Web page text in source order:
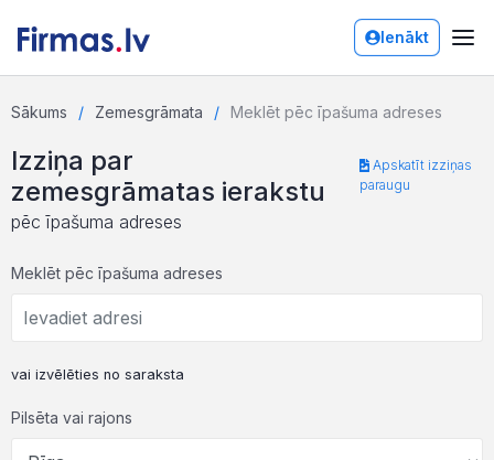
Ienākt
Sākums Zemesgrāmata Meklēt pēc īpašuma adreses
Izziņa par
zemesgrāmatas ierakstu
pēc īpašuma adreses
Apskatīt izziņas
paraugu
Meklēt pēc īpašuma adreses
vai izvēlēties no saraksta
Pilsēta vai rajons